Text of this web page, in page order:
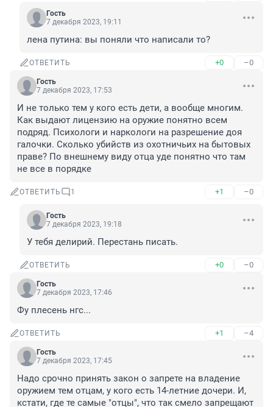
Гость
7 декабря 2023, 19:11
лена путина: вы поняли что написали то?
ОТВЕТИТЬ +0 –0
Гость
7 декабря 2023, 17:53
И не только тем у кого есть дети, а вообще многим.
Как выдают лицензию на оружие понятно всем
подряд. Психологи и наркологи на разрешение доя
галочки. Сколько убийств из охотничьих на бытовых
праве? По внешнему виду отца уде понятно что там
не все в порядке
ОТВЕТИТЬ 1 +1 –0
Гость
7 декабря 2023, 19:18
У тебя делирий. Перестань писать.
ОТВЕТИТЬ +0 –0
Гость
7 декабря 2023, 17:46
Фу плесень нгс...
ОТВЕТИТЬ +1 –4
Гость
7 декабря 2023, 17:45
Надо срочно принять закон о запрете на владение
оружием тем отцам, у кого есть 14-летние дочери. И,
кстати, где те самые "отцы", что так смело запрещают